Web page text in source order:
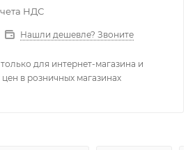
НДС
Нашли дешевле? Звоните
для интернет-магазина и
в розничных магазинах